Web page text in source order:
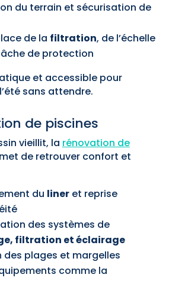
du terrain et sécurisation de
de la filtration, de l’échelle
de protection
et accessible pour
sans attendre.
de piscines
vieillit, la rénovation de
de retrouver confort et
du lineret reprise
des systèmes de
filtration et éclairage
des plages et margelles
comme la